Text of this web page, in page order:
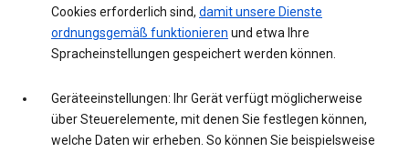
Cookies erforderlich sind, damit unsere Dienste
ordnungsgemäß funktionieren und etwa Ihre
Spracheinstellungen gespeichert werden können.
Geräteeinstellungen: Ihr Gerät verfügt möglicherweise
über Steuerelemente, mit denen Sie festlegen können,
welche Daten wir erheben. So können Sie beispielsweise